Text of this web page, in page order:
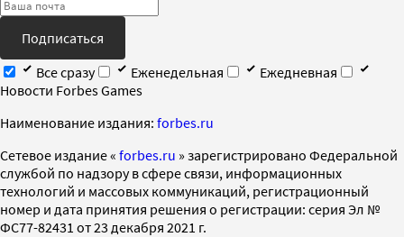
Подписаться
Все сразу
Еженедельная
Ежедневная
Новости Forbes Games
Наименование издания: forbes.ru
Cетевое издание « forbes.ru » зарегистрировано Федеральной
службой по надзору в сфере связи, информационных
технологий и массовых коммуникаций, регистрационный
номер и дата принятия решения о регистрации: серия Эл №
ФС77-82431 от 23 декабря 2021 г.